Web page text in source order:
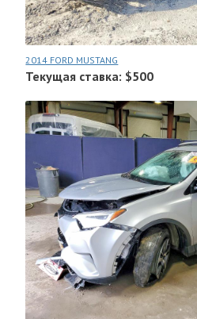
2014 FORD MUSTANG
Текущая ставка: $500